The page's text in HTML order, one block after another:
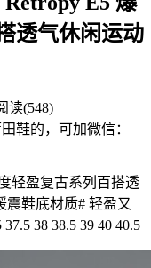
透气休闲运动
读(548)
鞋的，可加微信：
轻盈复古系列百搭透
震鞋底材质# 轻盈又
38 38.5 39 40 40.5